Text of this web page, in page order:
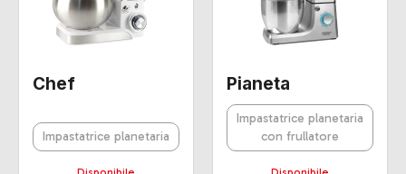
Chef
Impastatrice planetaria
Pianeta
Impastatrice planetaria
con frullatore